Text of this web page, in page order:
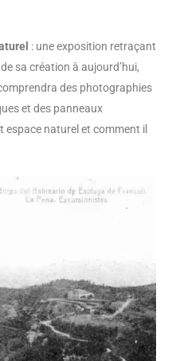
: une exposition retraçant
sa création à aujourd’hui,
des photographies
et des panneaux
espace naturel et comment il